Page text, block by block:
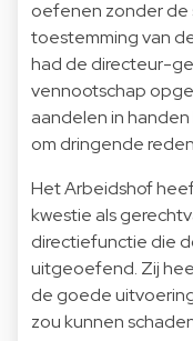
oefenen zonder de
toestemming van
had de directeur-
vennootschap
aandelen in
om dringende
Het Arbeidshof
kwestie als
directiefunctie die
uitgeoefend. Zij
de goede
zou kunnen